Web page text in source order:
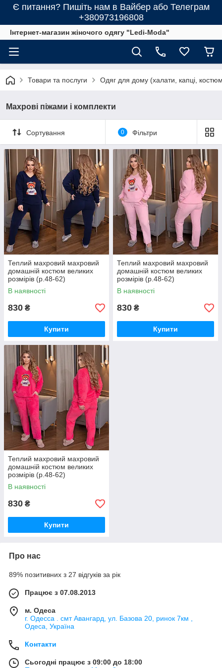
Є питання? Пишіть нам в Вайбер або Телеграм
+380973196808
Інтернет-магазин жіночого одягу "Ledi-Moda"
Товари та послуги Одяг для дому (халати, капці,
Махрові піжами і комплекти
Сортування 0 Фільтри
Теплий махровий махровий
домашній костюм великих
розмірів (р.48-62)
Арт-2313/42
В наявності
830 ₴
Купити
Теплий махровий махровий
домашній костюм великих
розмірів (р.48-62)
Арт-2313/42 рожева
В наявності
830 ₴
Купити
Теплий махровий махровий
домашній костюм великих
розмірів (р.48-62)
Арт-2313/42 малиновая
В наявності
830 ₴
Купити
Про нас
89% позитивних з 27 відгуків за рік
Працює з 07.08.2013
м. Одеса
г. Одесса . смт Авангард, ул. Базова 20, ринок 7км ,
Одеса, Україна
Контакти
Сьогодні працює з 09:00 до 18:00